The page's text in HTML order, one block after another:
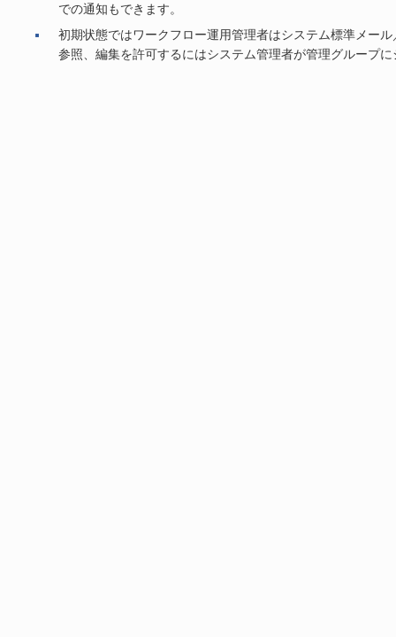
での通知もできます。
初期状態ではワークフロー運用管理者はシステム標準メー
参照、編集を許可するにはシステム管理者が管理グループ